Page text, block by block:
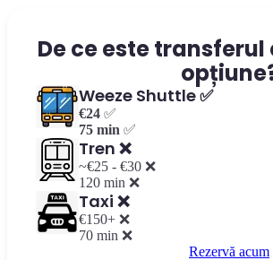
De ce este
Weeze Shuttle ✅
€24 ✅
75 min ✅
Tren ❌
~€25 - €30 ❌
120 min ❌
Taxi ❌
€150+ ❌
70 min ❌
Rezervă acum